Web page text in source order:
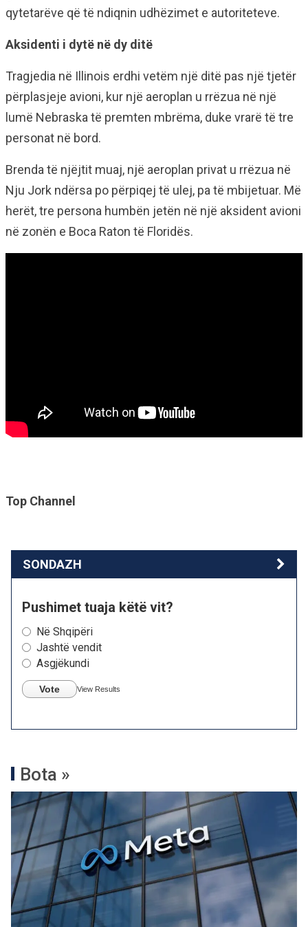
qytetarëve që të ndiqnin udhëzimet e autoriteteve.
Aksidenti i dytë në dy ditë
Tragjedia në Illinois erdhi vetëm një ditë pas një tjetër
përplasjeje avioni, kur një aeroplan u rrëzua në një
lumë Nebraska të premten mbrëma, duke vrarë të tre
personat në bord.
Brenda të njëjtit muaj, një aeroplan privat u rrëzua në
Nju Jork ndërsa po përpiqej të ulej, pa të mbijetuar. Më
herët, tre persona humbën jetën në një aksident avioni
në zonën e Boca Raton të Floridës.
Top Channel
SONDAZH
Pushimet tuaja këtë vit?
Në Shqipëri
Jashtë vendit
Asgjëkundi
Vote View Results
Bota »